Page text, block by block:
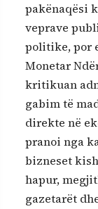
pakënaqësi
veprave
politike, por
Monetar
kritikuan
gabim të
direkte në
pranoi nga
bizneset
hapur,
gazetarët